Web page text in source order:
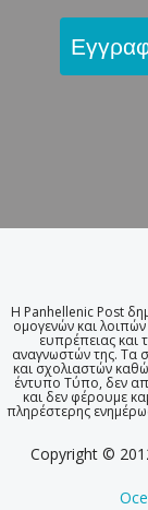
Η Panhellenic Post
ομογενών και
ευπρέπειας και
αναγνωστών της. Τα
και σχολιαστών
έντυπο Τύπο, δεν
και δεν φέρουμε
πληρέστερης
Copyright ©